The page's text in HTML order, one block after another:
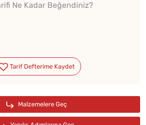
Ne Kadar Beğendiniz?